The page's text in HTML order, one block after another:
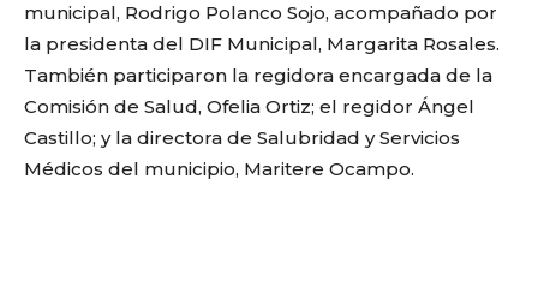
municipal, Rodrigo Polanco Sojo, acompañado por
la presidenta del DIF Municipal, Margarita Rosales.
También participaron la regidora encargada de la
Comisión de Salud, Ofelia Ortiz; el regidor Ángel
Castillo; y la directora de Salubridad y Servicios
Médicos del municipio, Maritere Ocampo.